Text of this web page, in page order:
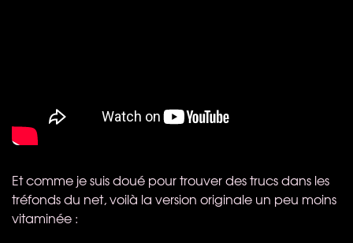
Et comme je suis doué pour trouver des trucs dans les
tréfonds du net, voilà la version originale un peu moins
vitaminée :